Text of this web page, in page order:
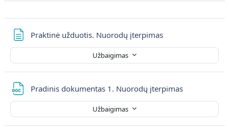
Praktinė užduotis. Nuorodų įterpimasPuslapis
Užbaigimas
Pradinis dokumentas 1. Nuorodų įterpimas
Užbaigimas